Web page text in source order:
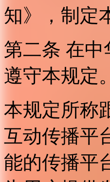
知》，制定
第二条 在
遵守本规定。
本规定所称
互动传播平
能的传播平